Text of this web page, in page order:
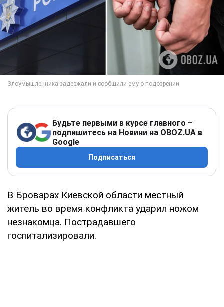
Будьте первыми в курсе главного –
подпишитесь на Новини на OBOZ.UA в
Google
Подписаться
В Броварах Киевской области местный
житель во время конфликта ударил ножом
незнакомца. Пострадавшего
госпитализировали.